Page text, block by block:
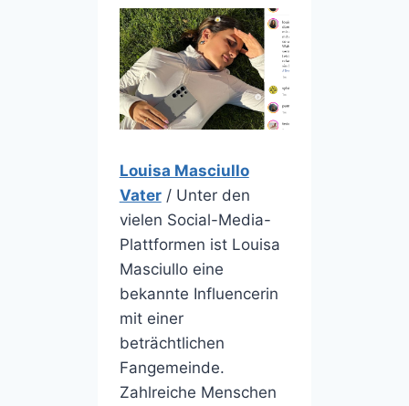
Louisa Masciullo
Vater/ Unter den
vielen Social-Media-
Plattformen ist Louisa
Masciullo eine
bekannte Influencerin
mit einer
beträchtlichen
Fangemeinde.
Zahlreiche Menschen